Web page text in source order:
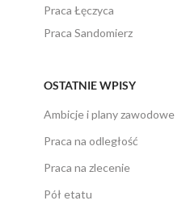
Praca Łęczyca
Praca Sandomierz
OSTATNIE WPISY
Ambicje i plany zawodowe
Praca na odległość
Praca na zlecenie
Pół etatu